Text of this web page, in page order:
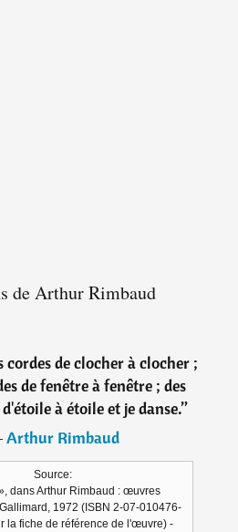
de Arthur Rimbaud
cordes de clocher à clocher ;
de fenêtre à fenêtre ; des
à étoile et je danse.”
Arthur Rimbaud
Source:
dans Arthur Rimbaud : œuvres
1972 (ISBN 2-07-010476-
la fiche de référence de l'œuvre) -